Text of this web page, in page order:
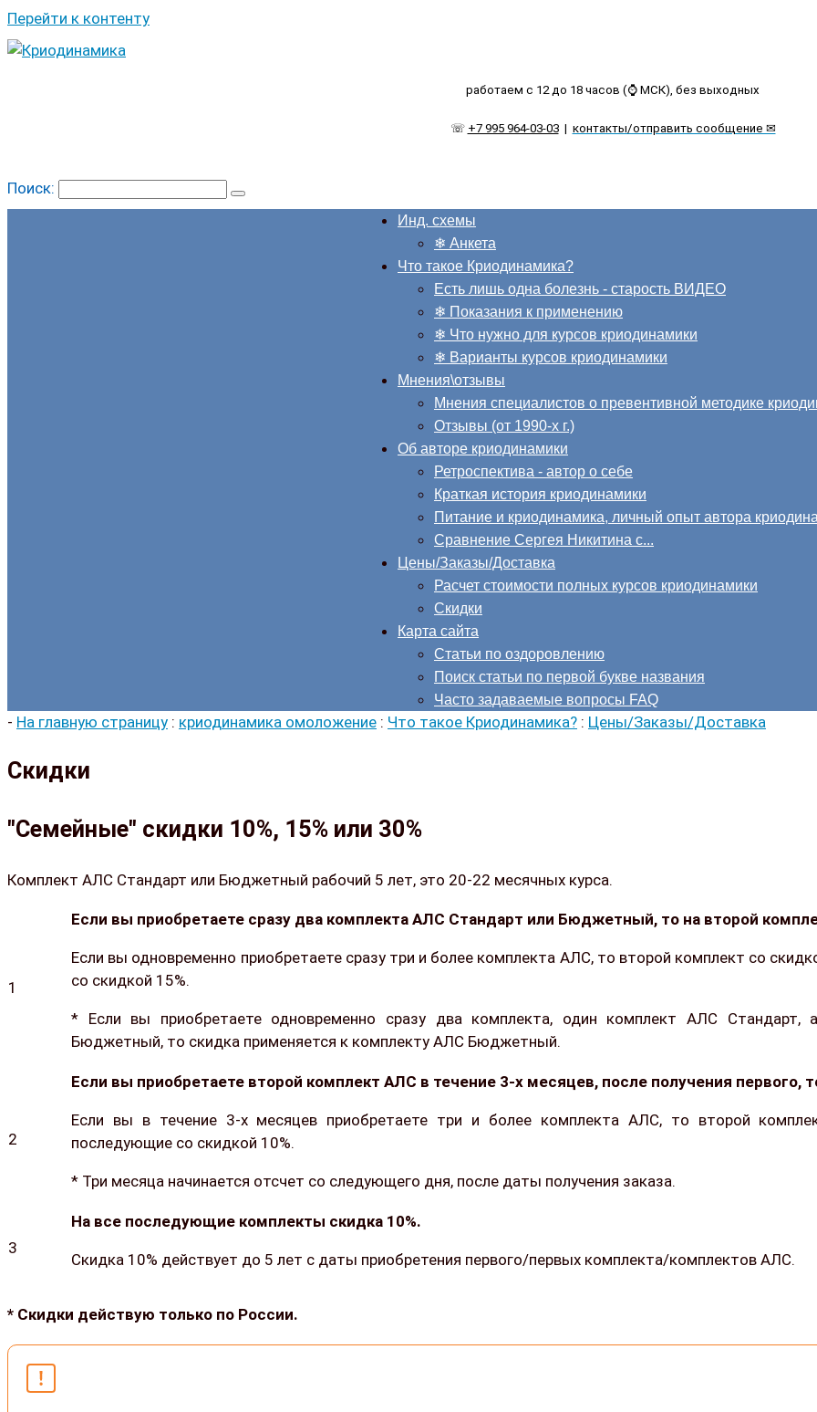
Перейти к контенту
работаем с 12 до 18 часов (⌚ МСК), без выходных
☏ +7 995 964-03-03| контакты/отправить сообщение ✉
Поиск:
Инд. схемы
❄ Анкета
Что такое Криодинамика?
Есть лишь одна болезнь - старость ВИДЕО
❄ Показания к применению
❄ Что нужно для курсов криодинамики
❄ Варианты курсов криодинамики
Мнения\отзывы
Мнения специалистов о превентивной методике
Отзывы (от 1990-х г.)
Об авторе криодинамики
Ретроспектива - автор о себе
Краткая история криодинамики
Питание и криодинамика, личный опыт автора
Сравнение Сергея Никитина с...
Цены/Заказы/Доставка
Расчет стоимости полных курсов криодинамики
Скидки
Карта сайта
Статьи по оздоровлению
Поиск статьи по первой букве названия
Часто задаваемые вопросы FAQ
- На главную страницу : криодинамика омоложение : Что такое Криодинамика? : Цены/Заказы/Доставка
Скидки
"Семейные" скидки 10%, 15% или 30%
Комплект АЛС Стандарт или Бюджетный рабочий 5 лет, это 20-22 месячных курса.
1
Если вы приобретаете сразу два комплекта АЛС Стандарт или Бюджетный, то на второй
Если вы одновременно приобретаете сразу три и более комплекта АЛС, то второй комплект со
со скидкой 15%.
* Если вы приобретаете одновременно сразу два комплекта, один комплект АЛС Стандарт,
Бюджетный, то скидка применяется к комплекту АЛС Бюджетный.
2
Если вы приобретаете второй комплект АЛС в течение 3-х месяцев, после получения первого,
Если вы в течение 3-х месяцев приобретаете три и более комплекта АЛС, то второй
последующие со скидкой 10%.
* Три месяца начинается отсчет со следующего дня, после даты получения заказа.
3
На все последующие комплекты скидка 10%.
Скидка 10% действует до 5 лет с даты приобретения первого/первых комплекта/комплектов АЛС.
* Скидки действую только по России.